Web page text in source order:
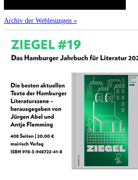
Archiv der Weblesungen »